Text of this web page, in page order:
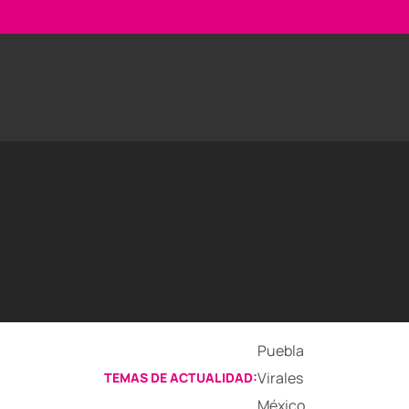
TEMAS DE ACTUALIDAD:
Puebla
Virales
México